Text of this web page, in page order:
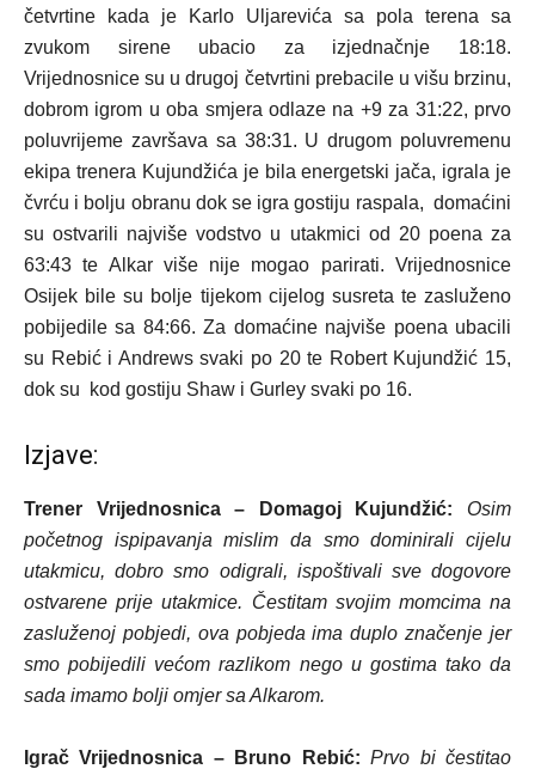
četvrtine kada je Karlo Uljarevića sa pola terena sa
zvukom sirene ubacio za izjednačnje 18:18.
Vrijednosnice su u drugoj četvrtini prebacile u višu brzinu,
dobrom igrom u oba smjera odlaze na +9 za 31:22, prvo
poluvrijeme završava sa 38:31. U drugom poluvremenu
ekipa trenera Kujundžića je bila energetski jača, igrala je
čvrću i bolju obranu dok se igra gostiju raspala, domaćini
su ostvarili najviše vodstvo u utakmici od 20 poena za
63:43 te Alkar više nije mogao parirati. Vrijednosnice
Osijek bile su bolje tijekom cijelog susreta te zasluženo
pobijedile sa 84:66. Za domaćine najviše poena ubacili
su Rebić i Andrews svaki po 20 te Robert Kujundžić 15,
dok su kod gostiju Shaw i Gurley svaki po 16.
Izjave:
Trener Vrijednosnica – Domagoj Kujundžić:
Osim
početnog ispipavanja mislim da smo dominirali cijelu
utakmicu, dobro smo odigrali, ispoštivali sve dogovore
ostvarene prije utakmice. Čestitam svojim momcima na
zasluženoj pobjedi, ova pobjeda ima duplo značenje jer
smo pobijedili većom razlikom nego u gostima tako da
sada imamo bolji omjer sa Alkarom.
Igrač Vrijednosnica – Bruno Rebić: Prvo bi čestitao